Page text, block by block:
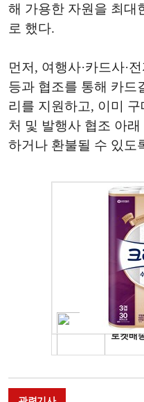
해 가용한 자원을 최대
로 했다.
먼저, 여행사·카드사·
등과 협조를 통해 카드
리를 지원하고, 이미
처 및 발행사 협조 아
하거나 환불될 수 있도